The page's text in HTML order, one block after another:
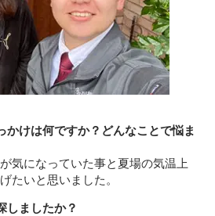
かけは何ですか？どんなことで悩ま
気になっていた事と夏場の気温上
たいと思いました。
しましたか？